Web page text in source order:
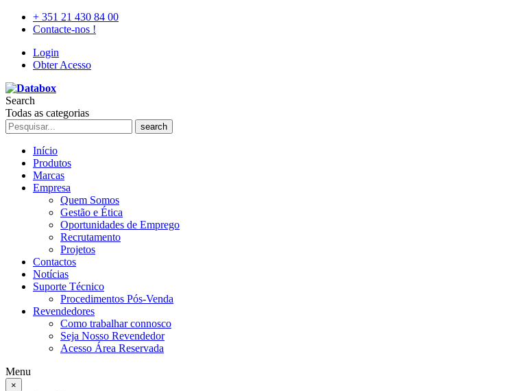
+ 351 21 430 84 00
Contacte-nos !
Login
Obter Acesso
Search
Todas as categorias
search
Início
Produtos
Marcas
Empresa
Quem Somos
Gestão e Ética
Oportunidades de Emprego
Recrutamento
Projetos
Contactos
Notícias
Suporte Técnico
Procedimentos Pós-Venda
Revendedores
Como trabalhar connosco
Seja Nosso Revendedor
Acesso Área Reservada
Menu
×